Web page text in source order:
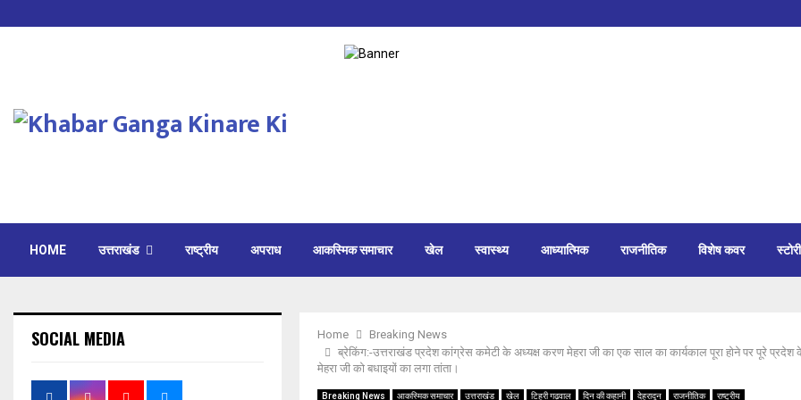
HOME उत्तराखंड राष्ट्रीय अपराध आकस्मिक समाचार खेल स्वास्थ्य आध्यात्मिक राजनीतिक विशेष कवर स्टोरी
Home
Breaking News
ब्रेकिंग:-उत्तराखंड प्रदेश कांग्रेस कमेटी के अध्यक्ष करण मेहरा जी का एक साल का कार्यकाल पूरा होने पर पूरे
मेहरा जी को बधाइयों का लगा तांता।
Breaking News आकस्मिक समाचार उत्तराखंड खेल टिहरी गढ़वाल दिन की कहानी देहरादून राजनीतिक राष्ट्रीय
SOCIAL MEDIA